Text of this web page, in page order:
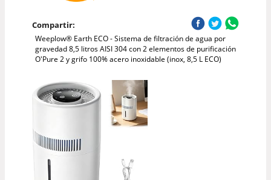
Compartir:
Weeplow® Earth ECO - Sistema de filtración de agua por
gravedad 8,5 litros AISI 304 con 2 elementos de purificación
O'Pure 2 y grifo 100% acero inoxidable (inox, 8,5 L ECO)